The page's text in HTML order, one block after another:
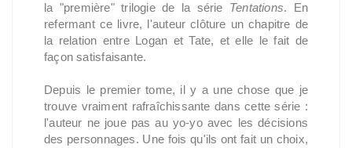
la "première" trilogie de la série Tentations. En
refermant ce livre, l'auteur clôture un chapitre de
la relation entre Logan et Tate, et elle le fait de
façon satisfaisante.
Depuis le premier tome, il y a une chose que je
trouve vraiment rafraîchissante dans cette série :
l'auteur ne joue pas au yo-yo avec les décisions
des personnages. Une fois qu'ils ont fait un choix,